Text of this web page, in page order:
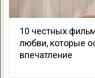
10 честных
любви, которые
впечатление